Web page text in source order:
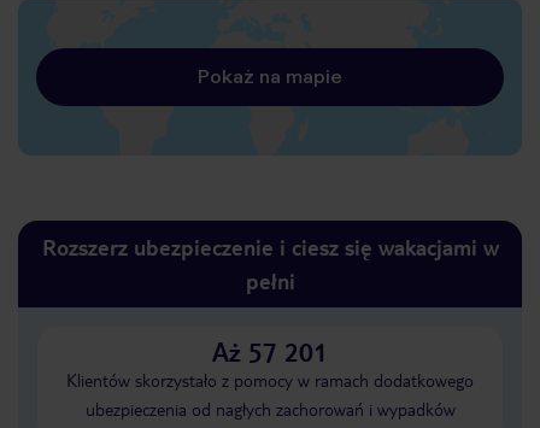
Pokaż na mapie
Rozszerz ubezpieczenie i ciesz się wakacjami w
pełni
Aż 57 201
Klientów skorzystało z pomocy w ramach dodatkowego
ubezpieczenia od nagłych zachorowań i wypadków